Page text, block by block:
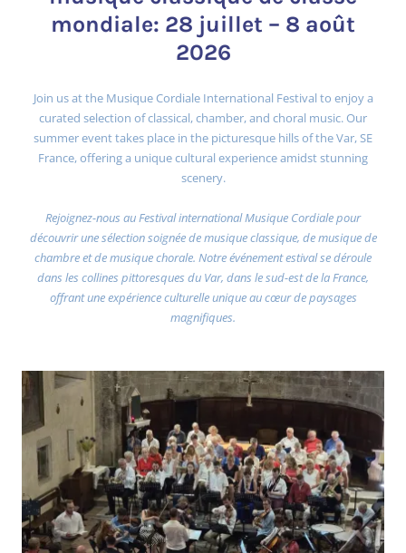
mondiale: 28 juillet – 8 août
2026
Join us at the Musique Cordiale International Festival to enjoy a
curated selection of classical, chamber, and choral music. Our
summer event takes place in the picturesque hills of the Var, SE
France, offering a unique cultural experience amidst stunning
scenery.
Rejoignez-nous au Festival international Musique Cordiale pour
découvrir une sélection soignée de musique classique, de musique de
chambre et de musique chorale. Notre événement estival se déroule
dans les collines pittoresques du Var, dans le sud-est de la France,
offrant une expérience culturelle unique au cœur de paysages
magnifiques.